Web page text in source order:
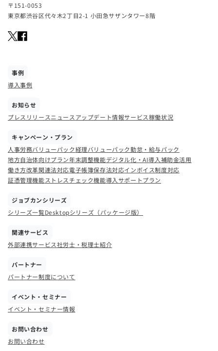
〒151-0053
東京都渋谷区代々木2丁目2-1 小田急サザンタワー8階
事例
導入事例
お知らせ
プレスリリースニュース アップデート情報サービス稼働状況
キャンペーン・プラン
人事労務バリューパック経理バリューパック勤怠・給与パック
地方自治体向けプラン年末調整機能デジタル化・AI導入補助金活用
働き方改革関連法対応電子帳簿保存法対応インボイス制度対応
証憑管理機能ストレスチェック機能導入サポートプラン
ジョブカンシリーズ
シリーズ一覧Desktopシリーズ（パッケージ版）
関連サービス
外部連携サービス社労士・税理士紹介
パートナー
パートナー制度について
イベント・セミナー
イベント・セミナー情報
お問い合わせ
お問い合わせ